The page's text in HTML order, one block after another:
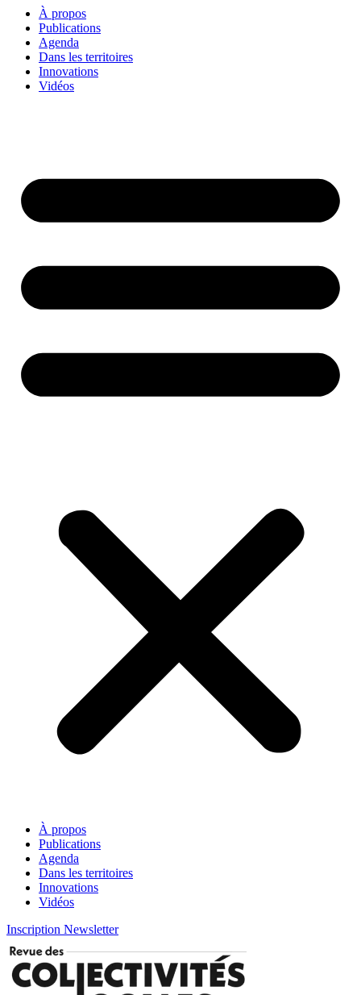
À propos
Publications
Agenda
Dans les territoires
Innovations
Vidéos
À propos
Publications
Agenda
Dans les territoires
Innovations
Vidéos
Inscription Newsletter